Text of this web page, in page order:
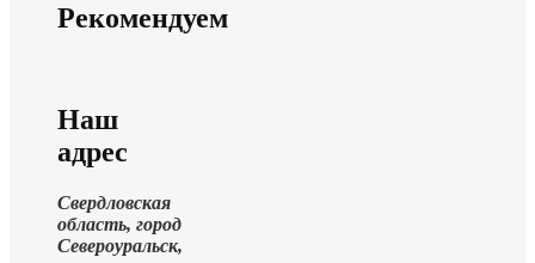
Рекомендуем
Наш
адрес
Свердловская
область, город
Североуральск,